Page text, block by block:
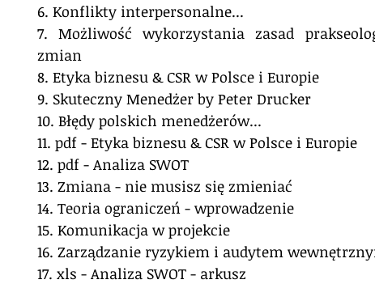
6. Konflikty interpersonalne...
7. Możliwość wykorzystania zasad
zmian
8. Etyka biznesu & CSR w Polsce i Europie
9. Skuteczny Menedżer by Peter Drucker
10. Błędy polskich menedżerów...
11. pdf - Etyka biznesu & CSR w Polsce i Europie
12. pdf - Analiza SWOT
13. Zmiana - nie musisz się zmieniać
14. Teoria ograniczeń - wprowadzenie
15. Komunikacja w projekcie
16. Zarządzanie ryzykiem i audytem
17. xls - Analiza SWOT - arkusz